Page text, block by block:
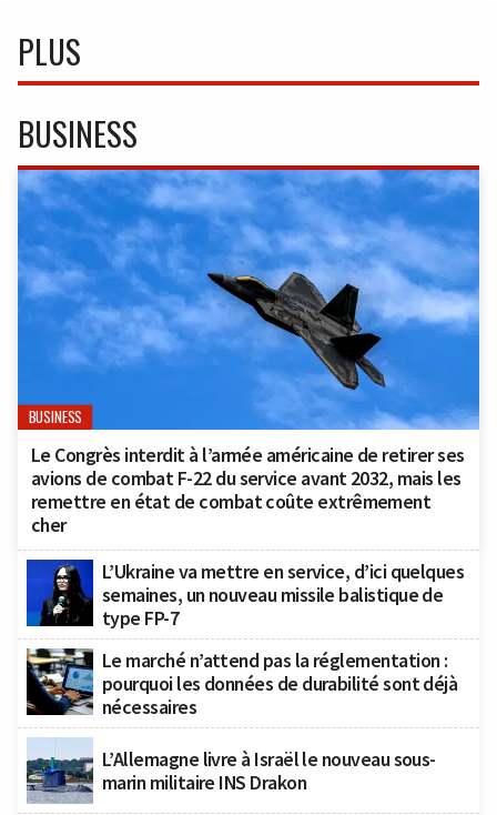
PLUS
BUSINESS
BUSINESS
Le Congrès interdit à l’armée américaine de retirer ses
avions de combat F-22 du service avant 2032, mais les
remettre en état de combat coûte extrêmement
cher
L’Ukraine va mettre en service, d’ici quelques
semaines, un nouveau missile balistique de
type FP-7
Le marché n’attend pas la réglementation :
pourquoi les données de durabilité sont déjà
nécessaires
L’Allemagne livre à Israël le nouveau sous-
marin militaire INS Drakon